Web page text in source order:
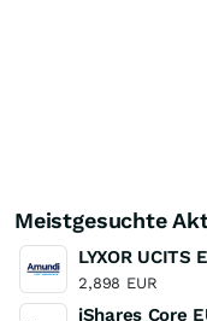
Meistgesuchte
LYXOR UCITS
2,898 EUR
iShares Core